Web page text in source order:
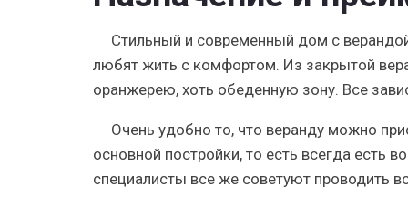
Стильный и современный дом с
любят жить с комфортом. Из закрытой
оранжерею, хоть обеденную зону. Все
Очень удобно то, что веранду можно
основной постройки, то есть всегда есть
специалисты все же советуют проводить